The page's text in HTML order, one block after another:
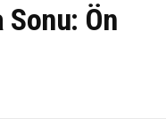
Sonu: Ön